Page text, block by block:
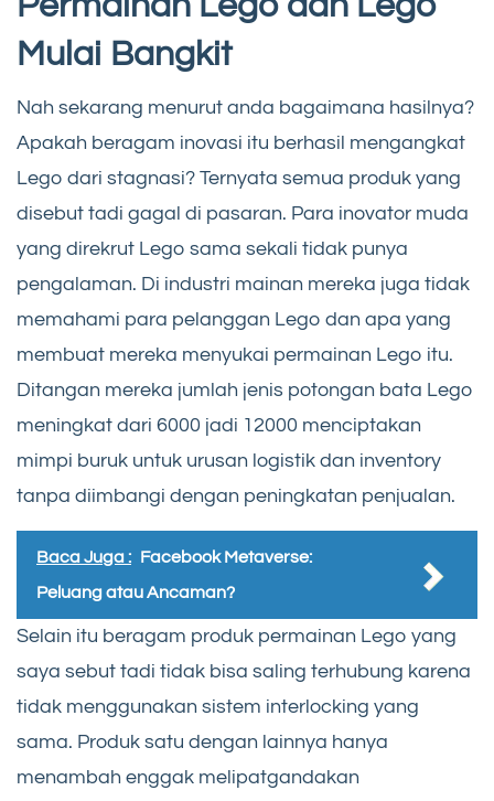
Mulai Bangkit
Nah sekarang menurut anda bagaimana hasilnya?
Apakah beragam inovasi itu berhasil mengangkat
Lego dari stagnasi? Ternyata semua produk yang
disebut tadi gagal di pasaran. Para inovator muda
yang direkrut Lego sama sekali tidak punya
pengalaman. Di industri mainan mereka juga tidak
memahami para pelanggan Lego dan apa yang
membuat mereka menyukai permainan Lego itu.
Ditangan mereka jumlah jenis potongan bata Lego
meningkat dari 6000 jadi 12000 menciptakan
mimpi buruk untuk urusan logistik dan inventory
tanpa diimbangi dengan peningkatan penjualan.
Baca Juga : Facebook Metaverse:
Peluang atau Ancaman?
Selain itu beragam produk permainan Lego yang
saya sebut tadi tidak bisa saling terhubung karena
tidak menggunakan sistem interlocking yang
sama. Produk satu dengan lainnya hanya
menambah enggak melipatgandakan